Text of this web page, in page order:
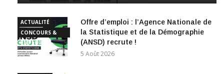
ACTUALITÉ
CONCOURS &
EMPLOI
Offre d’emploi : l’Agence Nationale de
la Statistique et de la Démographie
(ANSD) recrute !
5 Août 2026